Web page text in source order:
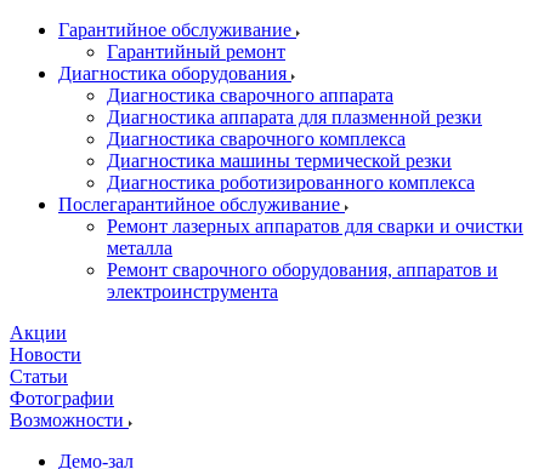
Гарантийное обслуживание
Гарантийный ремонт
Диагностика оборудования
Диагностика сварочного аппарата
Диагностика аппарата для плазменной резки
Диагностика сварочного комплекса
Диагностика машины термической резки
Диагностика роботизированного комплекса
Послегарантийное обслуживание
Ремонт лазерных аппаратов для сварки и очистки
металла
Ремонт сварочного оборудования, аппаратов и
электроинструмента
Акции
Новости
Статьи
Фотографии
Возможности
Демо-зал